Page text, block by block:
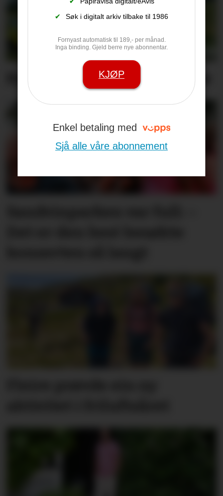
✔
Søk i digitalt arkiv tilbake til 1986
Fornyast automatisk til 189,- per månad.
Inga binding. Gjeld berre nye abonnentar.
KJØP
Enkel betaling med
Sjå alle våre abonnement
Rykker ut til trafikkulykke